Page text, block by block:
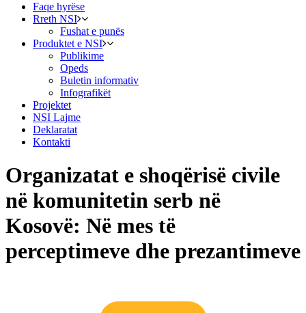
Faqe hyrëse
Rreth NSI
Fushat e punës
Produktet e NSI
Publikime
Opeds
Buletin informativ
Infografikët
Projektet
NSI Lajme
Deklaratat
Kontakti
Organizatat e shoqërisë civile
në komunitetin serb në
Kosovë: Në mes të
perceptimeve dhe prezantimeve